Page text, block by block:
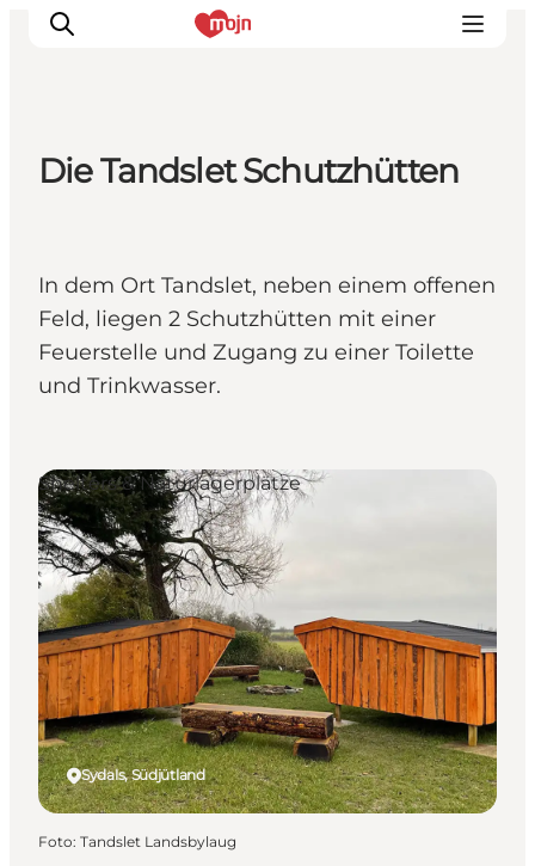
Events
Übernachtung
Plane deine Reise
Booking
Die Tandslet Schutzhütten
In dem Ort Tandslet, neben einem offenen
Feld, liegen 2 Schutzhütten mit einer
Feuerstelle und Zugang zu einer Toilette
und Trinkwasser.
Sydals, Südjütland
Shelters & Naturlagerplätze
Foto: Tandslet Landsbylaug